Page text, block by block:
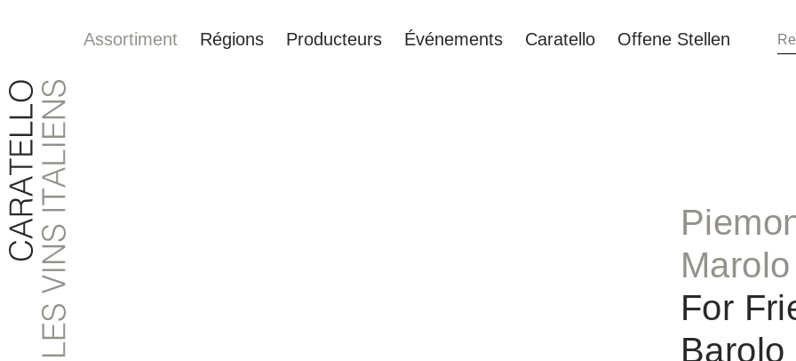
Assortiment Régions Producteurs Événements Caratello Offene Stellen
Marolo
For
Barolo